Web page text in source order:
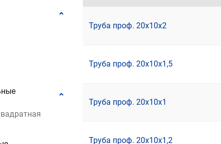
Труба проф. 20х10х2
Труба проф. 20х10х1,5
Труба проф. 20х10х1
Труба проф. 20х10х1,2